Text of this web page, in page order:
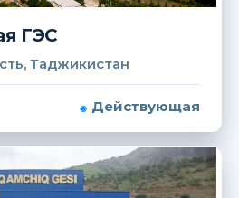
ГЭС
Таджикистан
Действующая